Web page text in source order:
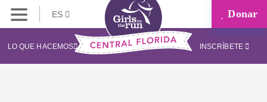
ES Donar
LO QUE HACEMOS INSCRÍBETE